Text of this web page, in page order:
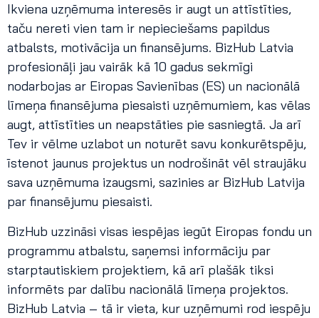
Ikviena uzņēmuma interesēs ir augt un attīstīties,
taču nereti vien tam ir nepieciešams papildus
atbalsts, motivācija un finansējums. BizHub Latvia
profesionāļi jau vairāk kā 10 gadus sekmīgi
nodarbojas ar Eiropas Savienības (ES) un nacionālā
līmeņa finansējuma piesaisti uzņēmumiem, kas vēlas
augt, attīstīties un neapstāties pie sasniegtā. Ja arī
Tev ir vēlme uzlabot un noturēt savu konkurētspēju,
īstenot jaunus projektus un nodrošināt vēl straujāku
sava uzņēmuma izaugsmi, sazinies ar BizHub Latvija
par finansējumu piesaisti.
BizHub uzzināsi visas iespējas iegūt Eiropas fondu un
programmu atbalstu, saņemsi informāciju par
starptautiskiem projektiem, kā arī plašāk tiksi
informēts par dalību nacionālā līmeņa projektos.
BizHub Latvia – tā ir vieta, kur uzņēmumi rod iespēju